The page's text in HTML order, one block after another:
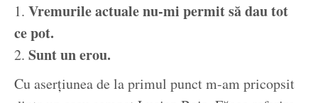
1. Vremurile actuale nu-mi permit să dau tot
ce pot.
2. Sunt un erou.
Cu aserțiunea de la primul punct m-am pricopsit